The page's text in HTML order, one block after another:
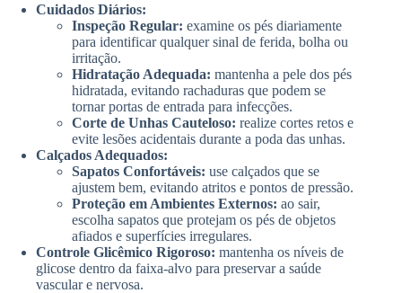
Cuidados Diários:
Inspeção Regular: examine os pés diariamente
para identificar qualquer sinal de ferida, bolha ou
irritação.
Hidratação Adequada: mantenha a pele dos pés
hidratada, evitando rachaduras que podem se
tornar portas de entrada para infecções.
Corte de Unhas Cauteloso: realize cortes retos e
evite lesões acidentais durante a poda das unhas.
Calçados Adequados:
Sapatos Confortáveis: use calçados que se
ajustem bem, evitando atritos e pontos de pressão.
Proteção em Ambientes Externos: ao sair,
escolha sapatos que protejam os pés de objetos
afiados e superfícies irregulares.
Controle Glicêmico Rigoroso: mantenha os níveis de
glicose dentro da faixa-alvo para preservar a saúde
vascular e nervosa.